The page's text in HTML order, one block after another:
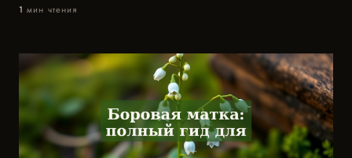
1 мин чтения